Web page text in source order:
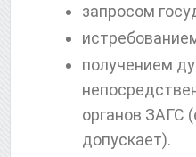
запросом
получением
органов ЗАГС
допускает).